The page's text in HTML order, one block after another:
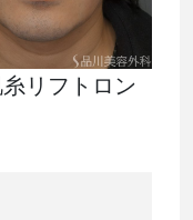
リフトロン